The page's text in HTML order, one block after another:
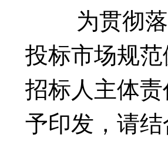
为贯彻落
投标市场规
招标人主体
予印发，请